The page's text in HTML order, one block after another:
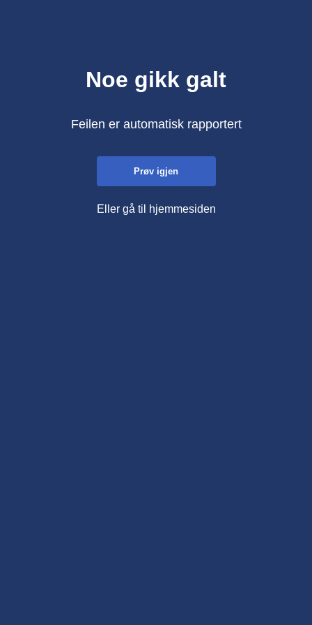
Noe gikk galt
Feilen er automatisk rapportert
Prøv igjen
Eller gå til hjemmesiden